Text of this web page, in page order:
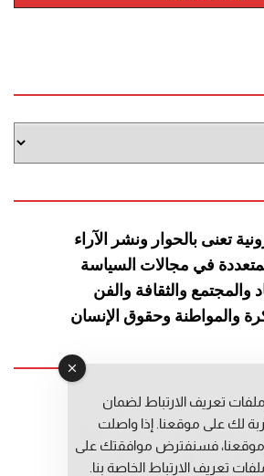
تعنى بالحوار ونشر الآراء
في مجالات السياسة
والمجتمع والثقافة والفن
والمواطنة وحقوق الإنسان
عبد الرحيم التوراني
المساعد: المعطي قبال
التحرير: فاطمة حوحو
تعريف الارتباط لضمان
لك على موقعنا. إذا واصلت
موقعنا، فسنفترض موافقتك على
تعريف الارتباط الخاصة بنا.